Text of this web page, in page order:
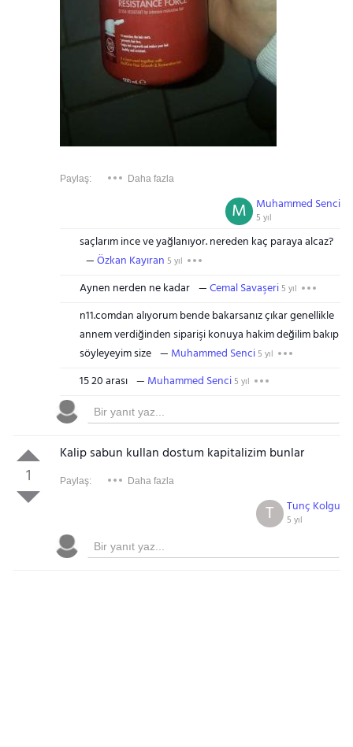
Paylaş: Daha fazla
Muhammed Senci
5 yıl
M
saçlarım ince ve yağlanıyor. nereden kaç paraya alcaz?
Özkan Kayıran 5 yıl
Aynen nerden ne kadar Cemal Savaşeri5 yıl
n11.comdan alıyorum bende bakarsanız çıkar genellikle
annem verdiğinden siparişi konuya hakim değilim bakıp
söyleyeyim size
Muhammed Senci5 yıl
15 20 arası Muhammed Senci5 yıl
1
Kalip sabun kullan dostum kapitalizim bunlar
Paylaş: Daha fazla
Tunç Kolgu
5 yıl
T